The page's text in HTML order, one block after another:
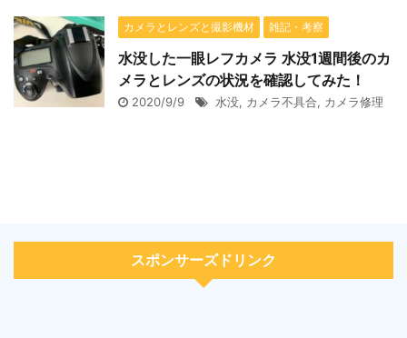
カメラとレンズと撮影機材 雑記・考察
水没した一眼レフカメラ 水没1週間後のカ
メラとレンズの状況を確認してみた！
2020/9/9 水没, カメラ不具合, カメラ修理
スポンサーズドリンク